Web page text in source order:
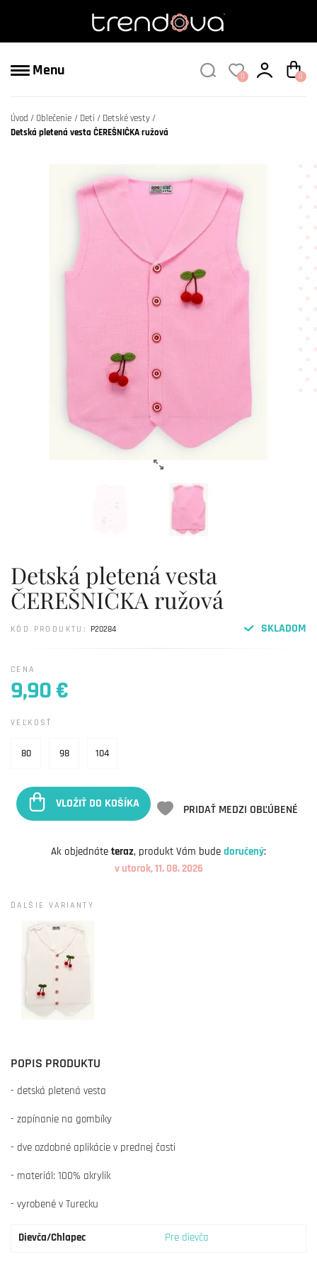
Menu 0 0
Úvod Oblečenie Deti
Detské vesty
Detská pletená vesta ČEREŠNIČKA ružová
Detská pletená vesta
ČEREŠNIČKA ružová
SKLADOM
KÓD PRODUKTU: P20284
CENA
9,90 €
VEĽKOSŤ
80 98 104
VLOŽIŤ DO KOŠÍKA PRIDAŤ MEDZI OBĽÚBENÉ
Ak objednáte teraz, produkt Vám bude doručený:
v utorok, 11. 08. 2026
ĎALŠIE VARIANTY
POPIS PRODUKTU
- detská pletená vesta
- zapínanie na gombíky
- dve ozdobné aplikácie v prednej časti
- materiál: 100% akrylik
- vyrobené v Turecku
Dievča/Chlapec Pre dievča